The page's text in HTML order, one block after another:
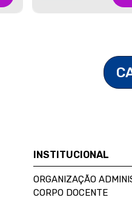
INSTITUCIONAL
ORGANIZAÇÃO
CORPO DOCENTE